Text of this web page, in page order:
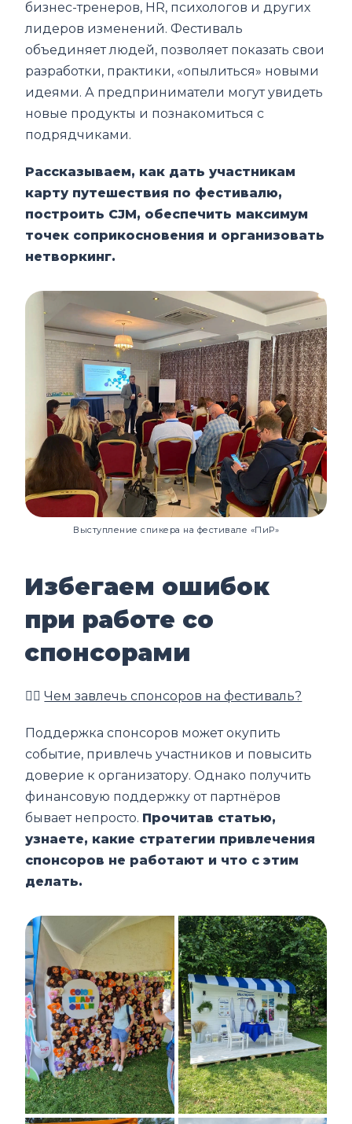
бизнес-тренеров, HR, психологов и других
лидеров изменений. Фестиваль
объединяет людей, позволяет показать свои
разработки, практики, «опылиться» новыми
идеями. А предприниматели могут увидеть
новые продукты и познакомиться с
подрядчиками.
Рассказываем, как дать участникам
карту путешествия по фестивалю,
построить CJM, обеспечить максимум
точек соприкосновения и организовать
нетворкинг.
Выступление спикера на фестивале «ПиР»
Избегаем ошибок
при работе со
спонсорами
👉🏼Чем завлечь спонсоров на фестиваль?
Поддержка спонсоров может окупить
событие, привлечь участников и повысить
доверие к организатору. Однако получить
финансовую поддержку от партнёров
бывает непросто. Прочитав статью,
узнаете, какие стратегии привлечения
спонсоров не работают и что с этим
делать.